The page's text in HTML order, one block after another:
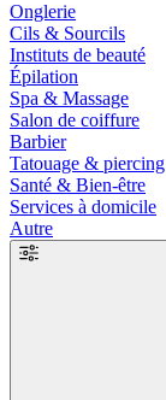
Onglerie
Cils & Sourcils
Instituts de beauté
Épilation
Spa & Massage
Salon de coiffure
Barbier
Tatouage & piercing
Santé & Bien-être
Services à domicile
Autre